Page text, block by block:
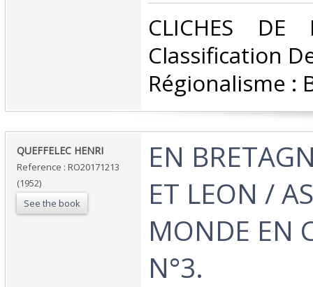
‎CLICHES DE
Classification
Régionalisme :
‎QUEFFELEC HENRI‎
Reference : RO20171213
(1952)
See the book
‎EN
ET LEON /
MONDE EN
N°3.‎